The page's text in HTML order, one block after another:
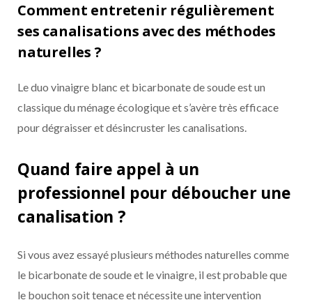
Comment entretenir régulièrement
ses canalisations avec des méthodes
naturelles ?
Le duo vinaigre blanc et bicarbonate de soude est un
classique du ménage écologique et s’avère très efficace
pour dégraisser et désincruster les canalisations.
Quand faire appel à un
professionnel pour déboucher une
canalisation ?
Si vous avez essayé plusieurs méthodes naturelles comme
le bicarbonate de soude et le vinaigre, il est probable que
le bouchon soit tenace et nécessite une intervention